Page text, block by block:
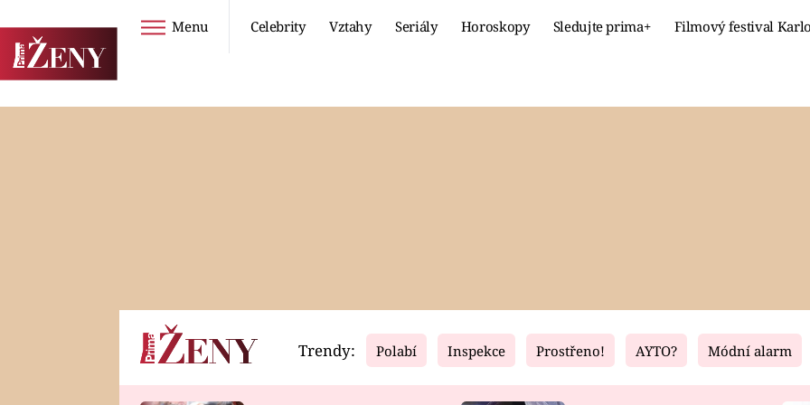
Menu Celebrity Vztahy Seriály Horoskopy Sledujte prima+ Filmový festival
Horoskopy Video Fresh Living
Trendy: Polabí Inspekce Prostřeno! AYTO? Módní alarm